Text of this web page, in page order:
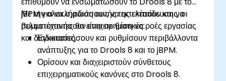
jBPM για να σχεδιάσουν, να εκτελέσουν και να
βελτιστοποιήσουν επιχειρηματικές ροές εργασίας
και διαδικασίες.
Με την ολοκλήρωση αυτής της εκπαίδευσης, οι
συμμετέχοντες θα είναι σε θέση να:
Εγκαταστήσουν και ρυθμίσουν περιβάλλοντα
ανάπτυξης για το Drools 8 και το jBPM.
Ορίσουν και διαχειριστούν σύνθετους
επιχειρηματικούς κανόνες στο Drools 8.